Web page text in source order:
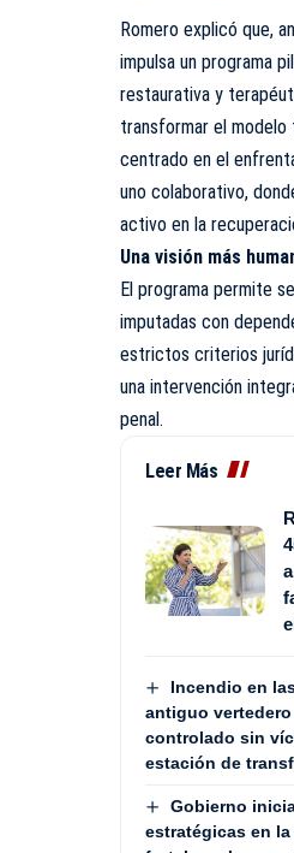
Romero explicó que,
impulsa un programa
restaurativa y
transformar el
centrado en el
uno colaborativo,
activo en la
Una visión más
El programa permite
imputadas con
estrictos criterios
una intervención
penal.
Leer Más
Incendio en
antiguo
controlado sin
estación de
Gobierno
estratégicas en